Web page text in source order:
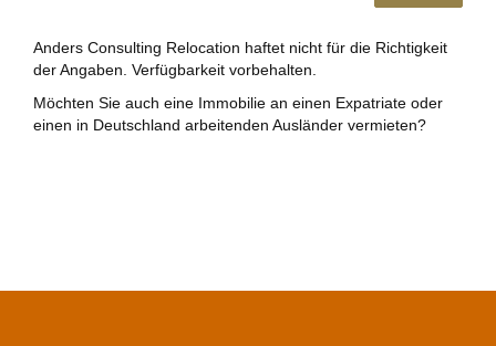
Anders Consulting Relocation haftet nicht für die Richtigkeit
der Angaben. Verfügbarkeit vorbehalten.
Möchten Sie auch eine Immobilie an einen Expatriate oder
einen in Deutschland arbeitenden Ausländer vermieten?